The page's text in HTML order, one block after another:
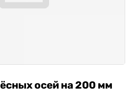
осей на 200 мм